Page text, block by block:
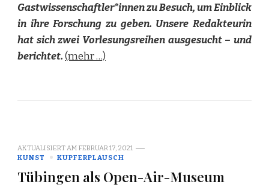
Gastwissenschaftler*innen zu Besuch, um Einblick
in ihre Forschung zu geben. Unsere Redakteurin
hat sich zwei Vorlesungsreihen ausgesucht – und
berichtet.(mehr …)
AKTUALISIERT AM FEBRUAR 17, 2021
KUNST
KUPFERPLAUSCH
Tübingen als Open-Air-Museum